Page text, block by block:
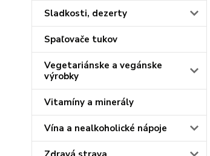
Sladkosti, dezerty
Spaľovače tukov
Vegetariánske a vegánske
výrobky
Vitamíny a minerály
Vína a nealkoholické nápoje